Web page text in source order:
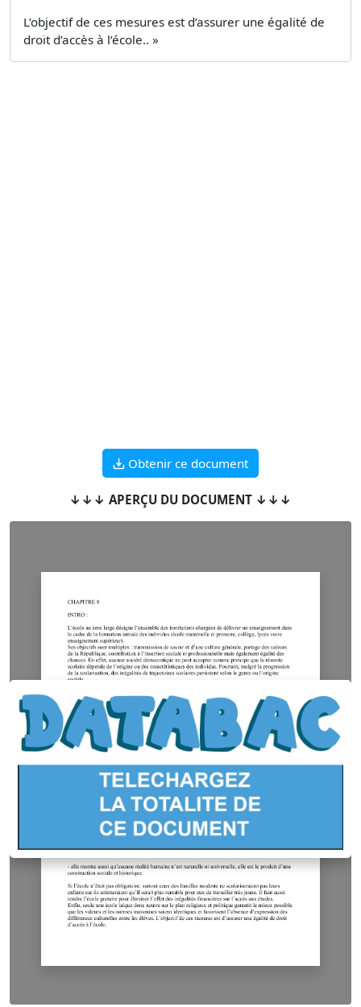
L’objectif de ces mesures est d’assurer une égalité de
droit d’accès à l’école.. »
Obtenir ce document
↓↓↓ APERÇU DU DOCUMENT ↓↓↓